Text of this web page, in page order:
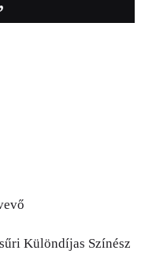
Különdíjas Színész